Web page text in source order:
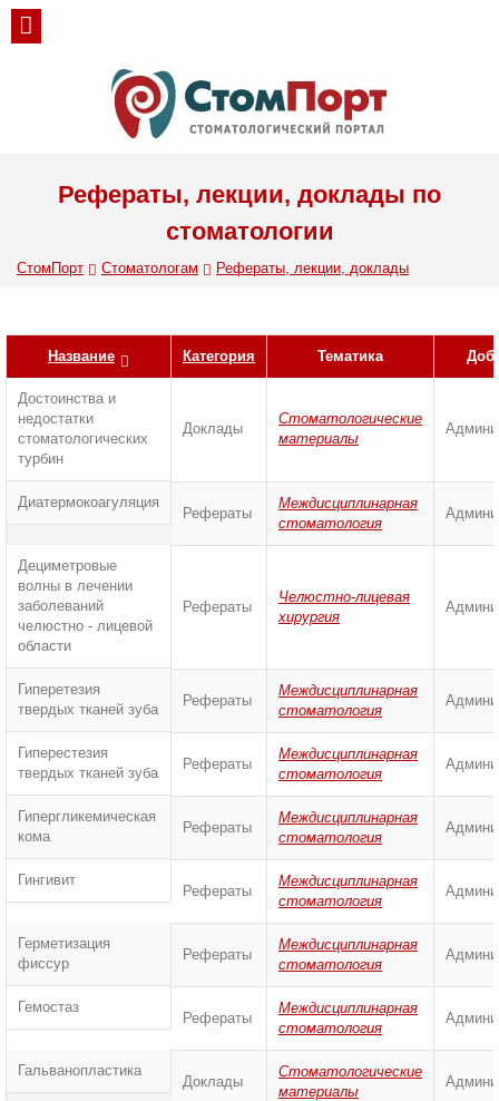
Рефераты, лекции, доклады по
стоматологии
СтомПорт Стоматологам Рефераты, лекции, доклады
Название Категория Тематика
Достоинства и
недостатки
стоматологических
турбин
Доклады
Стоматологические
материалы
Диатермокоагуляция
Рефераты
Междисциплинарная
стоматология
Дециметровые
волны в лечении
заболеваний
челюстно - лицевой
области
Рефераты
Челюстно-лицевая
хирургия
Гиперетезия
твердых тканей зуба
Рефераты
Междисциплинарная
стоматология
Гиперестезия
твердых тканей зуба
Рефераты
Междисциплинарная
стоматология
Гипергликемическая
кома
Рефераты
Междисциплинарная
стоматология
Гингивит
Рефераты
Междисциплинарная
стоматология
Герметизация
фиссур
Рефераты
Междисциплинарная
стоматология
Гемостаз
Рефераты
Междисциплинарная
стоматология
Гальванопластика
Доклады
Стоматологические
материалы